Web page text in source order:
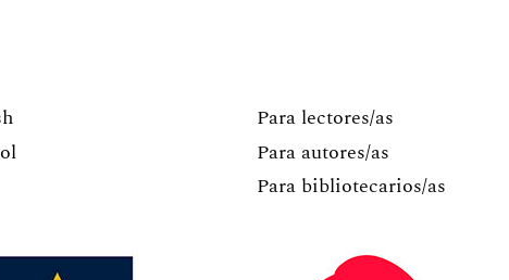
Para lectores/as
Para autores/as
Para bibliotecarios/as